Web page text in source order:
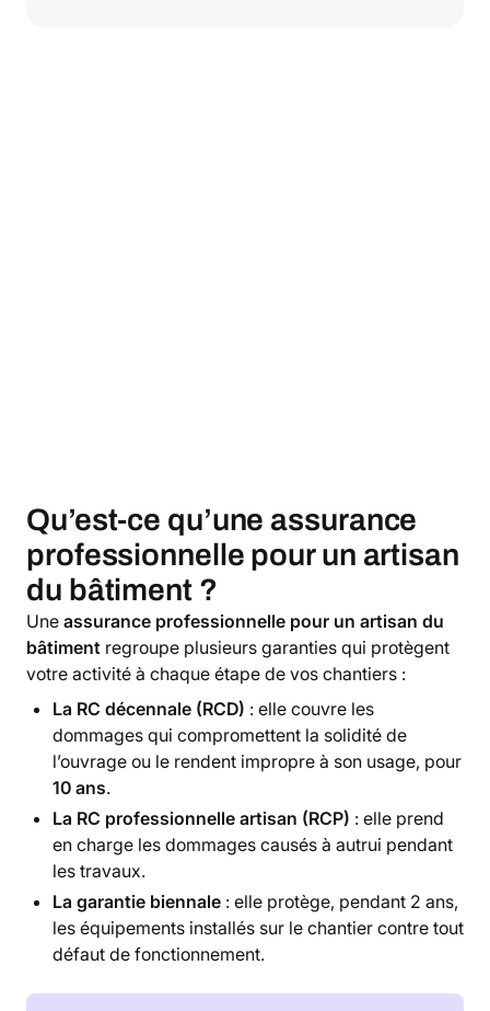
Qu’est-ce qu’une assurance
professionnelle pour un artisan
du bâtiment ?
Une assurance professionnelle pour un artisan du
bâtiment regroupe plusieurs garanties qui protègent
votre activité à chaque étape de vos chantiers :
La RC décennale (RCD) : elle couvre les
dommages qui compromettent la solidité de
l’ouvrage ou le rendent impropre à son usage, pour
10 ans.
La RC professionnelle artisan (RCP) : elle prend
en charge les dommages causés à autrui pendant
les travaux.
La garantie biennale : elle protège, pendant 2 ans,
les équipements installés sur le chantier contre tout
défaut de fonctionnement.